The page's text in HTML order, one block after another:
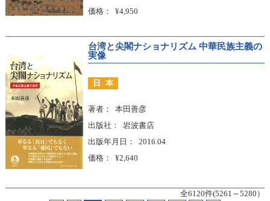
価格
¥4,950
台湾と尖閣ナショナリズム 中華民族主義の
実像
日本
著者
本田善彦
出版社
岩波書店
出版年月日
2016.04
価格
¥2,640
全6120件(5261～5280）